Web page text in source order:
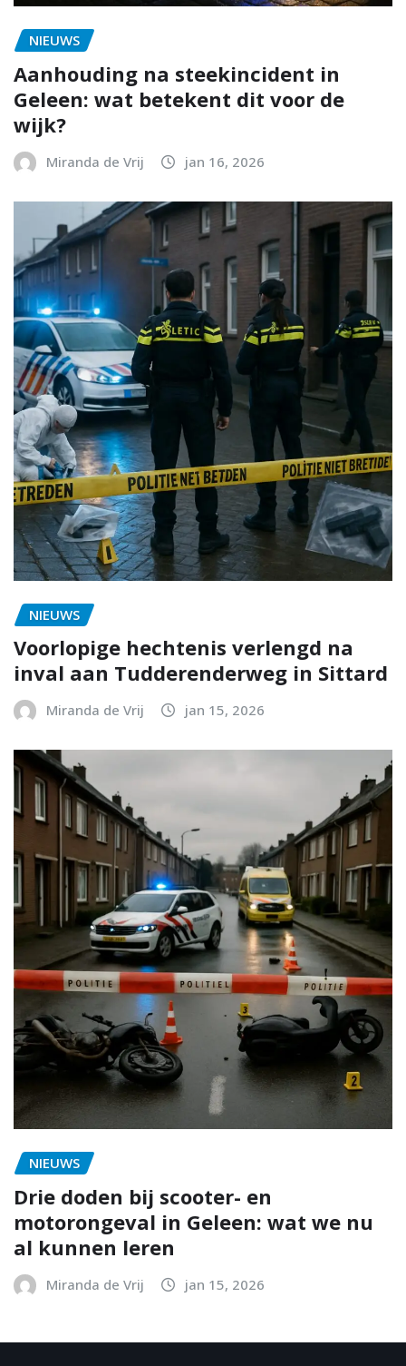
NIEUWS
Aanhouding na steekincident in
Geleen: wat betekent dit voor de
wijk?
Miranda de Vrij jan 16, 2026
NIEUWS
Voorlopige hechtenis verlengd na
inval aan Tudderenderweg in Sittard
Miranda de Vrij jan 15, 2026
NIEUWS
Drie doden bij scooter- en
motorongeval in Geleen: wat we nu
al kunnen leren
Miranda de Vrij jan 15, 2026